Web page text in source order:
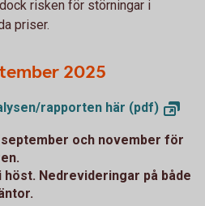
risken för störningar i
priser.
2025
rapporten här (pdf)
och november för
Nedrevideringar på både